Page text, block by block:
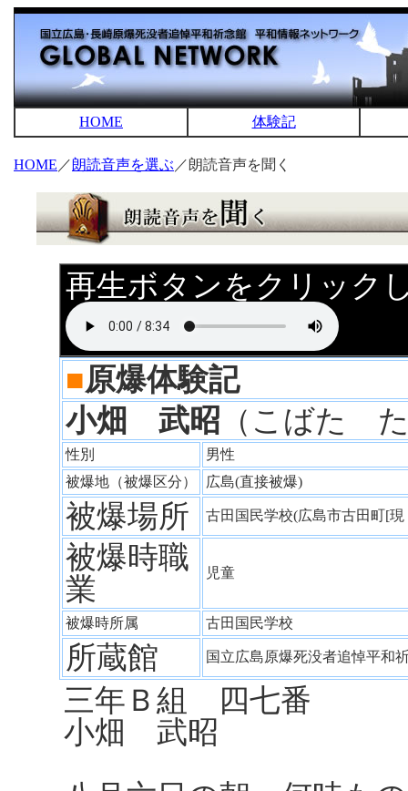
HOME 体験記
HOME ／朗読音声を選ぶ ／朗読音声を聞く
再生ボタンをクリック
■原爆体験記
小畑 武昭 （こばた
性別
男性
被爆地（被爆区分）
広島(直接被爆)
被爆場所 古田国民学校(広島市古田町[
被爆時職
業
児童
被爆時所属 古田国民学校
所蔵館 国立広島原爆死没者追悼平
三年Ｂ組
小畑 武昭